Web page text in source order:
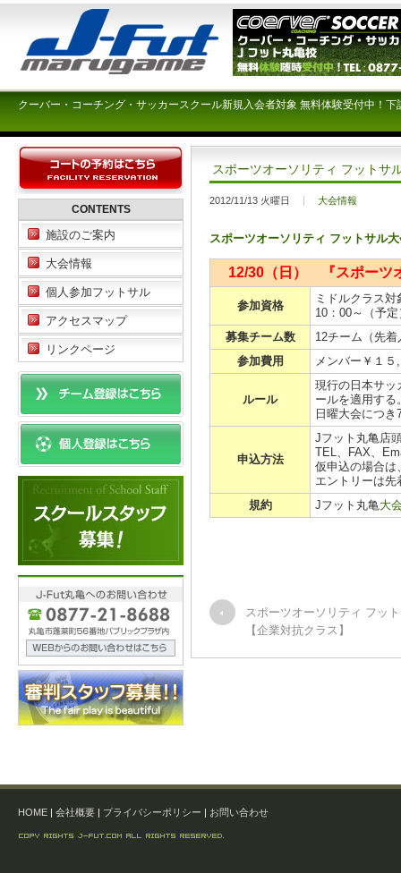
クーバー・コーチング・サッカースクール新規入会者対象 無料体験受付中！
スポーツオーソリティ フット
2012/11/13 火曜日 大会情報
スポーツオーソリティ フットサル
12/30（日） 『スポーツ
参加資格
ミドルクラス
10：00～（予
募集チーム数
12チーム（先
参加費用
メンバー￥１
ルール
現行の日本サッ
ールを適用する
日曜大会につ
申込方法
Jフット丸亀店
TEL、FAX、
仮申込の場合は
エントリーは
規約
Jフット丸亀 大
スポーツオーソリティ フッ
【企業対抗クラス】
CONTENTS
施設のご案内
大会情報
個人参加フットサル
アクセスマップ
リンクページ
HOME | 会社概要 | プライバシーポリシー | お問い合わせ